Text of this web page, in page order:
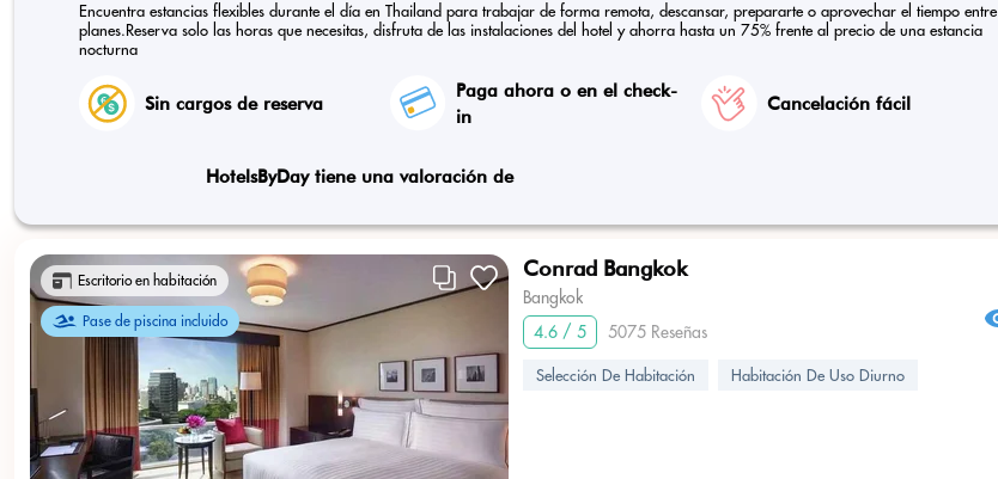
Encuentra estancias flexibles durante el día en Thailand para trabajar de forma remota, descansar, prepararte o aprovechar el tiempo entre
planes.Reserva solo las horas que necesitas, disfruta de las instalaciones del hotel y ahorra hasta un 75% frente al precio de una estancia
nocturna
Sin cargos de reserva
Paga ahora o en el check-
in
Cancelación fácil
HotelsByDay tiene una valoración de
Escritorio en habitación
Pase de piscina incluido
Conrad Bangkok
Bangkok
4.6 / 5
5075 Reseñas
Selección De Habitación Habitación De Uso Diurno